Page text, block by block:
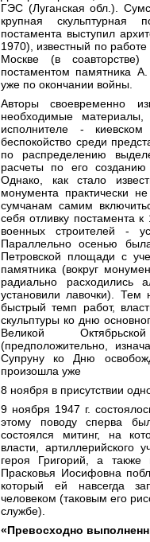
ГЭС (Луганская обл.).
крупная скульптурная
постамента выступил
1970), известный по
Москве (в
постаментом памятника
уже по окончании войны.
Авторы своевременно
необходимые
исполнителе -
беспокойство среди
по распределению
расчеты по его
Однако, как стало
монумента практически
сумчанам самим
себя отливку постамента
военных строителей -
Параллельно осенью
Петровской площади с
памятника (вокруг
радиально расходились
установили лавочки).
быстрый темп работ,
скульптуры ко дню
Великой
(предположительно,
Супруну ко Дню
произошла уже
8 ноября в присутствии
9 ноября 1947 г.
этому поводу сперва
состоялся митинг, на
власти, артиллерийского
героя Григорий, а также
Прасковья Иосифовна
который ей навсегда
человеком (таковым его
службе).
«Превосходно